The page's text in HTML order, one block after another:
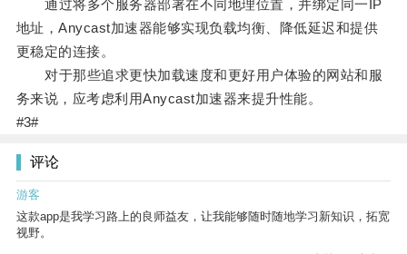
通过将多个服务器部署在不同地理位置，并绑定同一IP
地址，Anycast加速器能够实现负载均衡、降低延迟和提供
更稳定的连接。
对于那些追求更快加载速度和更好用户体验的网站和服
务来说，应考虑利用Anycast加速器来提升性能。
#3#
评论
游客
这款app是我学习路上的良师益友，让我能够随时随地学习新知识，拓宽
视野。